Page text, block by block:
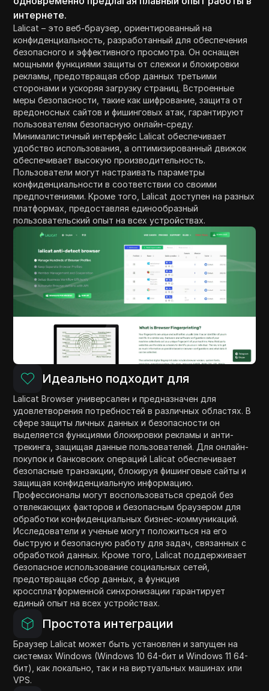
интернете.
Lalicat – это веб-браузер, ориентированный на
конфиденциальность, разработанный для обеспечения
безопасного и эффективного просмотра. Он оснащен
мощными функциями защиты от слежки и блокировки
рекламы, предотвращая сбор данных третьими
сторонами и ускоряя загрузку страниц. Встроенные
меры безопасности, такие как шифрование, защита от
вредоносных сайтов и фишинговых атак, гарантируют
пользователям безопасную онлайн-среду.
Минималистичный интерфейс Lalicat обеспечивает
удобство использования, а оптимизированный движок
обеспечивает высокую производительность.
Пользователи могут настраивать параметры
конфиденциальности в соответствии со своими
предпочтениями. Кроме того, Lalicat доступен на разных
платформах, предоставляя единообразный
пользовательский опыт на всех устройствах.
Идеально подходит для
Lalicat Browser универсален и предназначен для
удовлетворения потребностей в различных областях. В
сфере защиты личных данных и безопасности он
выделяется функциями блокировки рекламы и анти-
трекинга, защищая данные пользователей. Для онлайн-
покупок и банковских операций Lalicat обеспечивает
безопасные транзакции, блокируя фишинговые сайты и
защищая конфиденциальную информацию.
Профессионалы могут воспользоваться средой без
отвлекающих факторов и безопасным браузером для
обработки конфиденциальных бизнес-коммуникаций.
Исследователи и ученые могут положиться на его
быструю и безопасную работу для задач, связанных с
обработкой данных. Кроме того, Lalicat поддерживает
безопасное использование социальных сетей,
предотвращая сбор данных, а функция
кроссплатформенной синхронизации гарантирует
единый опыт на всех устройствах.
Простота интеграции
Браузер Lalicat может быть установлен и запущен на
системах Windows (Windows 10 64-бит и Windows 11 64-
бит), как локально, так и на виртуальных машинах или
VPS.